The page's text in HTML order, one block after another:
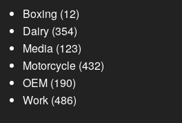
Boxing (12)
Dairy(354)
Media(123)
Motorcycle(432)
OEM(190)
Work(486)